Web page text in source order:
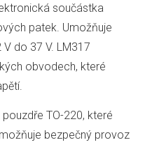
součástka
patek. Umožňuje
do 37 V. LM317
obvodech, které
pouzdře TO-220, které
bezpečný provoz